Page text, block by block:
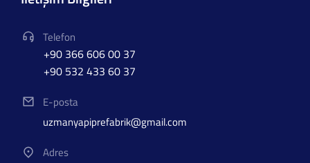
Telefon
+90 366 606 00 37
+90 532 433 60 37
E-posta
uzmanyapiprefabrik@gmail.com
Adres